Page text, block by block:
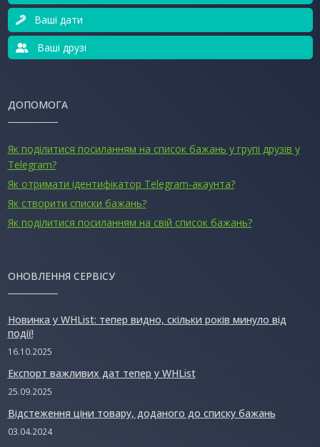
Ваші дати
Ваші друзі
ДОПОМОГА
Як поділитися посиланням на список бажань у групі друзів у
Telegram?
Як отримати ідентифікатор Telegram-акаунта?
Як створити списки бажань?
Як поділитися посиланням на свій список бажань?
ОНОВЛЕННЯ СЕРВІСУ
Новинка у WHList: тепер видно, скільки років минуло від
події!
16.10.2025
Експорт важливих дат тепер у WHList
25.09.2025
Відстеження ціни товару, доданого до списку бажань
03.04.2024